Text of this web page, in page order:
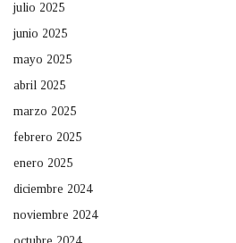
julio 2025
junio 2025
mayo 2025
abril 2025
marzo 2025
febrero 2025
enero 2025
diciembre 2024
noviembre 2024